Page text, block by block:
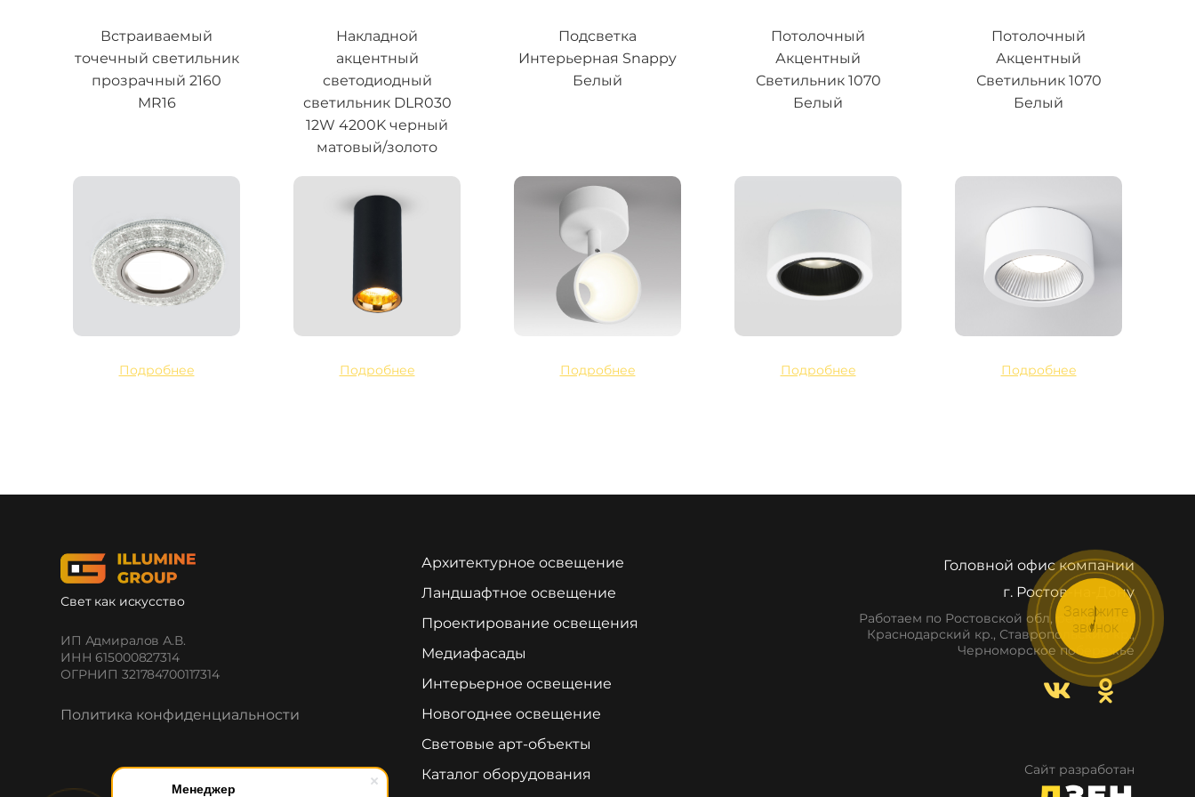
Менеджер
Встраиваемый
точечный светильник
прозрачный 2160
MR16
Подробнее
Накладной
акцентный
светодиодный
светильник DLR030
12W 4200K черный
матовый/золото
Подробнее
Подсветка
Интерьерная Snappy
Белый
Подробнее
Потолочный
Акцентный
Светильник 1070
Белый
Подробнее
Потолочный
Акцентный
Светильник 1070
Белый
Подробнее
Свет как искусство
ИП Адмиралов А.В.
ИНН 615000827314
ОГРНИП 321784700117314
Политика конфиденциальности
Архитектурное освещение
Ландшафтное освещение
Проектирование освещения
Медиафасады
Интерьерное освещение
Новогоднее освещение
Световые арт-объекты
Каталог оборудования
Головной офис компании
г. Ростов-на-Дону
Работаем по Ростовской обл, респ. Крым,
Краснодарский кр., Ставропольский кр.,
Черноморское побережье
Сайт разработан
Закажите
звонок